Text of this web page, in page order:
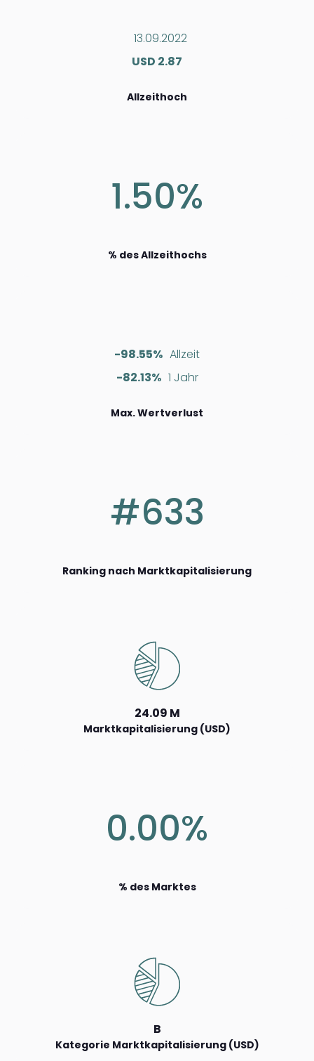
13.09.2022
USD 2.87
Allzeithoch
1.50%
% des Allzeithochs
-98.55% Allzeit
-82.13% 1 Jahr
Max. Wertverlust
#633
Ranking nach Marktkapitalisierung
24.09 M
Marktkapitalisierung (USD)
0.00%
% des Marktes
B
Kategorie Marktkapitalisierung (USD)